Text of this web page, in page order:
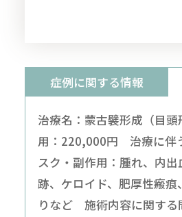
症例に関する情報
治療名：蒙古襞形成（
用：220,000円 治療に伴
スク・副作用：腫れ、内出
跡、ケロイド、肥厚性瘢痕
りなど 施術内容に関する